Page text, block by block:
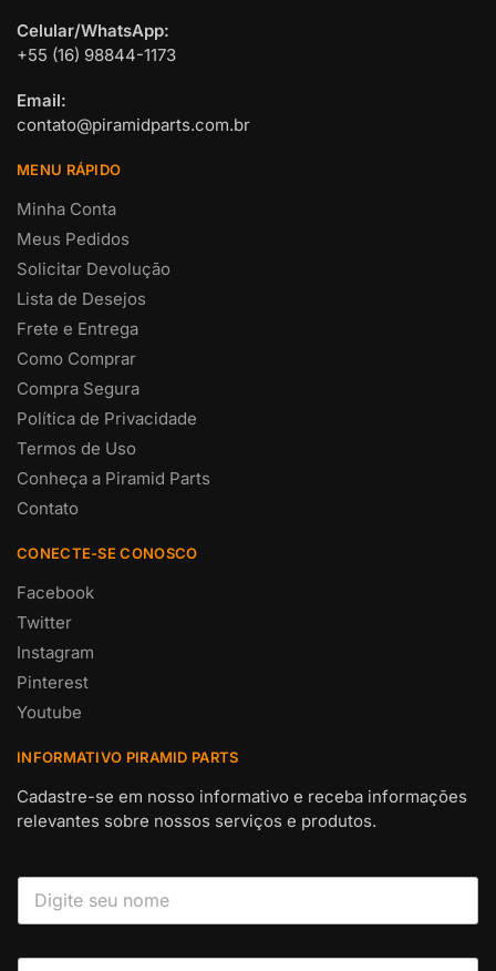
Celular/WhatsApp:
+55 (16) 98844-1173
Email:
contato@piramidparts.com.br
MENU RÁPIDO
Minha Conta
Meus Pedidos
Solicitar Devolução
Lista de Desejos
Frete e Entrega
Como Comprar
Compra Segura
Política de Privacidade
Termos de Uso
Conheça a Piramid Parts
Contato
CONECTE-SE CONOSCO
Facebook
Twitter
Instagram
Pinterest
Youtube
INFORMATIVO PIRAMID PARTS
Cadastre-se em nosso informativo e receba informações
relevantes sobre nossos serviços e produtos.